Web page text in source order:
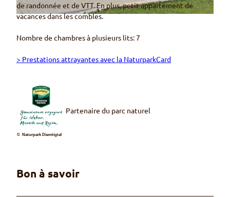
© Familie Wüthrich
de randonnée et de VTT. En plus, petit appartement de
vacances dans les combles.
Nombre de chambres à plusieurs lits: 7
> Prestations attrayantes avec la NaturparkCard
© Naturpark Diemtigtal
Partenaire du parc naturel
Bon à savoir